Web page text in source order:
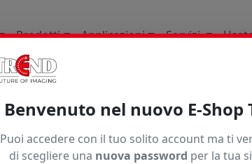
Prodotti Applicazioni Servizi
Supporti per la
1997
Benvenuto nel nuovo E-Shop
Puoi accedere con il tuo solito account ma ti
di scegliere una nuova password per la tua